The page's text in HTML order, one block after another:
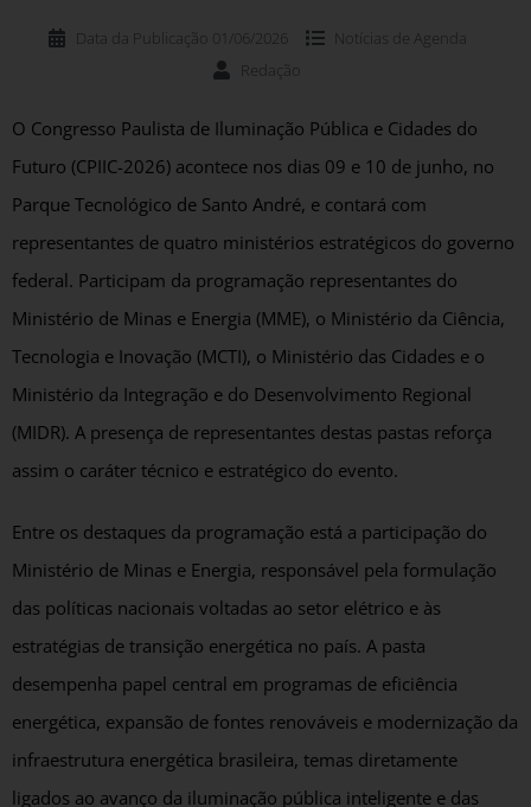
Data da Publicação 01/06/2026 Notícias de Agenda
Redação
O Congresso Paulista de Iluminação Pública e Cidades do
Futuro (CPIIC-2026) acontece nos dias 09 e 10 de junho, no
Parque Tecnológico de Santo André, e contará com
representantes de quatro ministérios estratégicos do governo
federal. Participam da programação representantes do
Ministério de Minas e Energia (MME), o Ministério da Ciência,
Tecnologia e Inovação (MCTI), o Ministério das Cidades e o
Ministério da Integração e do Desenvolvimento Regional
(MIDR). A presença de representantes destas pastas reforça
assim o caráter técnico e estratégico do evento.
Entre os destaques da programação está a participação do
Ministério de Minas e Energia, responsável pela formulação
das políticas nacionais voltadas ao setor elétrico e às
estratégias de transição energética no país. A pasta
desempenha papel central em programas de eficiência
energética, expansão de fontes renováveis e modernização da
infraestrutura energética brasileira, temas diretamente
ligados ao avanço da iluminação pública inteligente e das